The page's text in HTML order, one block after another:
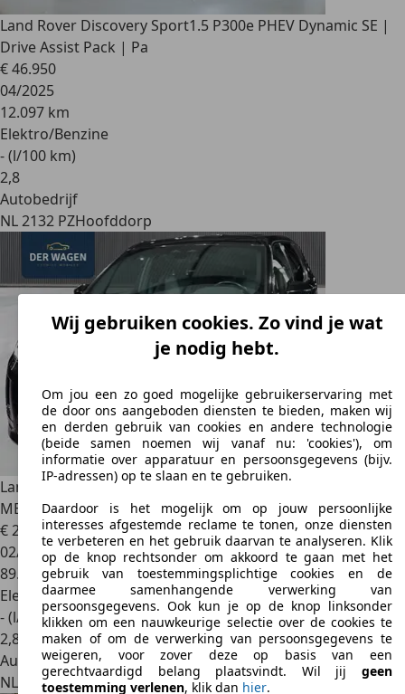
Land Rover Discovery Sport1.5 P300e PHEV Dynamic SE |
Drive Assist Pack | Pa
€ 46.950
04/2025
12.097 km
Elektro/Benzine
- (l/100 km)
2,8
Autobedrijf
NL 2132 PZHoofddorp
Land Rover Discovery Sport P300e R-DYNAMIC SE /
MEMORY / LEDER / TREKHAAK / 2
€ 29.900
02/2021
89.490 km
Elektro/Benzine
- (l/100 km)
2,8
Autobedrijf
NL 3846 CLHarderwijk
Wij gebruiken cookies. Zo vind je wat
je nodig hebt.
Om jou een zo goed mogelijke gebruikerservaring met
de door ons aangeboden diensten te bieden, maken wij
en derden gebruik van cookies en andere technologie
(beide samen noemen wij vanaf nu: 'cookies'), om
informatie over apparatuur en persoonsgegevens (bijv.
IP-adressen) op te slaan en te gebruiken.
Daardoor is het mogelijk om op jouw persoonlijke
interesses afgestemde reclame te tonen, onze diensten
te verbeteren en het gebruik daarvan te analyseren. Klik
op de knop rechtsonder om akkoord te gaan met het
gebruik van toestemmingsplichtige cookies en de
daarmee samenhangende verwerking van
persoonsgegevens. Ook kun je op de knop linksonder
klikken om een nauwkeurige selectie over de cookies te
maken of om de verwerking van persoonsgegevens te
weigeren, voor zover deze op basis van een
gerechtvaardigd belang plaatsvindt. Wil jij geen
toestemming verlenen, klik dan hier.